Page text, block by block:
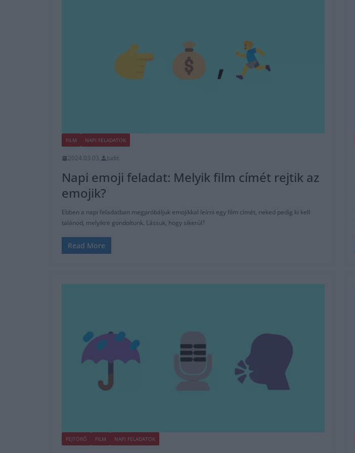
FILM NAPI FELADATOK
2024.03.03. Judit
Napi emoji feladat: Melyik film címét rejtik az
emojik?
Ebben a napi feladatban megpróbáljuk emojikkal leírni egy film címét, neked pedig ki kell
talánod, melyikre gondoltunk. Lássuk, hogy sikerül?
Read More
FEJTÖRŐ FILM NAPI FELADATOK